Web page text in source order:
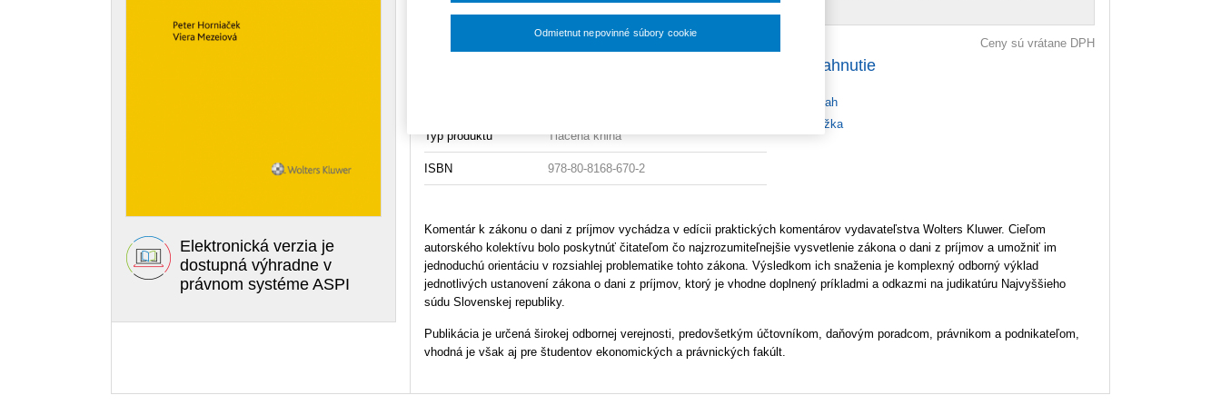
Jana Žuľová, Marcel Dolobáč, Monika Minčičová
Elektronická verzia je
dostupná výhradne v
právnom systéme ASPI
Ceny sú vrátane DPH
Na stiahnutie
Obsah
Ukážka
Dátum vydania 6/2017
viazaná
Typ produktu Tlačená kniha
ISBN 978-80-8168-670-2
Komentár k zákonu o dani z príjmov vychádza v edícii praktických komentárov vydavateľstva Wolters Kluwer. Cieľom
autorského kolektívu bolo poskytnúť čitateľom čo najzrozumiteľnejšie vysvetlenie zákona o dani z príjmov a umožniť im
jednoduchú orientáciu v rozsiahlej problematike tohto zákona. Výsledkom ich snaženia je komplexný odborný výklad
jednotlivých ustanovení zákona o dani z príjmov, ktorý je vhodne doplnený príkladmi a odkazmi na judikatúru Najvyššieho
súdu Slovenskej republiky.
Publikácia je určená širokej odbornej verejnosti, predovšetkým účtovníkom, daňovým poradcom, právnikom a podnikateľom,
vhodná je však aj pre študentov ekonomických a právnických fakúlt.
Odmietnut nepovinné súbory cookie